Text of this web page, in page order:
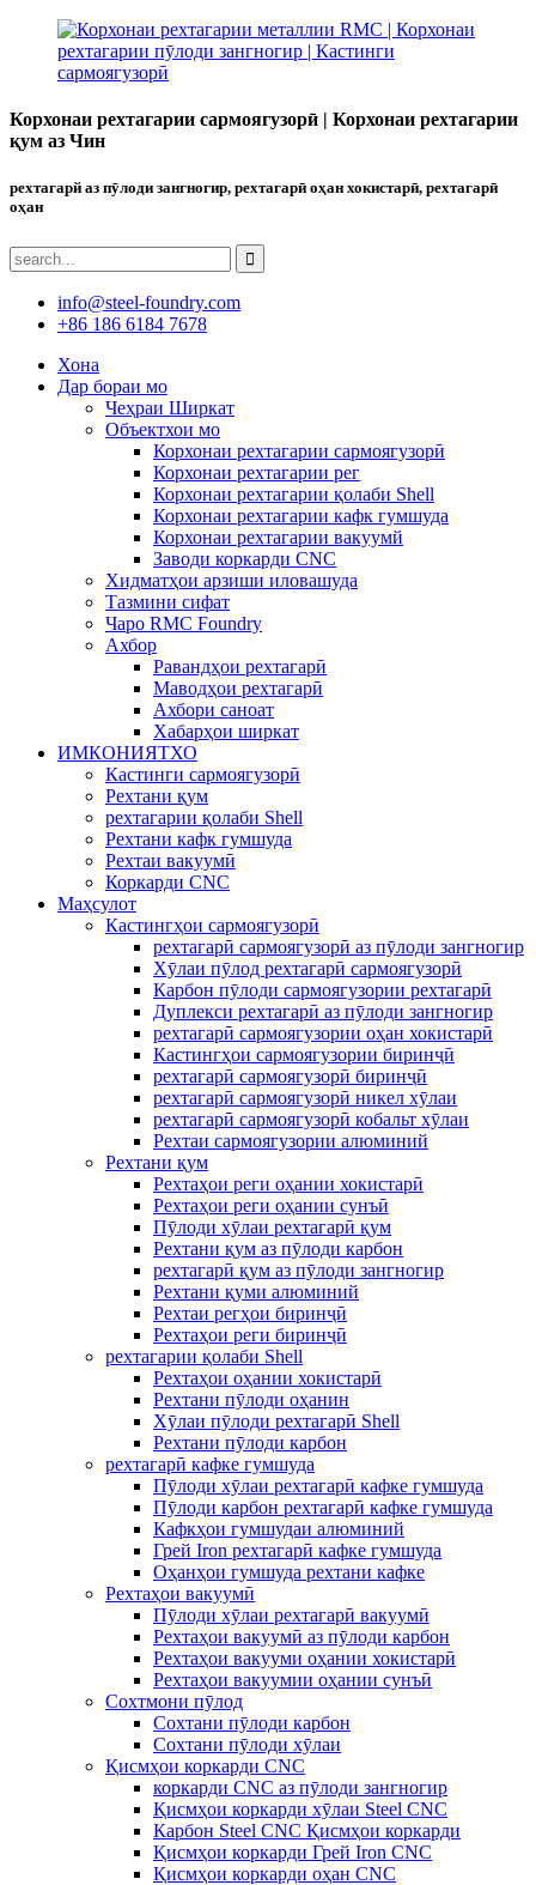
Корхонаи рехтагарии сармоягузорӣ | Корхонаи рехтагарии
қум аз Чин
рехтагарй аз пӯлоди зангногир, рехтагарӣ оҳан хокистарӣ, рехтагарӣ
оҳан
info@steel-foundry.com
+86 186 6184 7678
Хона
Дар бораи мо
Чеҳраи Ширкат
Объектхои мо
Корхонаи рехтагарии сармоягузорӣ
Корхонаи рехтагарии рег
Корхонаи рехтагарии қолаби Shell
Корхонаи рехтагарии кафк гумшуда
Корхонаи рехтагарии вакуумй
Заводи коркарди CNC
Хидматҳои арзиши иловашуда
Тазмини сифат
Чаро RMC Foundry
Ахбор
Равандҳои рехтагарӣ
Маводҳои рехтагарӣ
Ахбори саноат
Хабарҳои ширкат
ИМКОНИЯТХО
Кастинги сармоягузорӣ
Рехтани қум
рехтагарии қолаби Shell
Рехтани кафк гумшуда
Рехтаи вакуумӣ
Коркарди CNC
Маҳсулот
Кастингҳои сармоягузорӣ
рехтагарӣ сармоягузорӣ аз пӯлоди зангногир
Хӯлаи пӯлод рехтагарӣ сармоягузорӣ
Карбон пӯлоди сармоягузории рехтагарӣ
Дуплекси рехтагарӣ аз пӯлоди зангногир
рехтагарӣ сармоягузории оҳан хокистарӣ
Кастингҳои сармоягузории биринҷӣ
рехтагарӣ сармоягузорӣ биринҷӣ
рехтагарӣ сармоягузорӣ никел хӯлаи
рехтагарӣ сармоягузорӣ кобальт хӯлаи
Рехтаи сармоягузории алюминий
Рехтани қум
Рехтаҳои реги оҳании хокистарӣ
Рехтаҳои реги оҳании сунъӣ
Пӯлоди хӯлаи рехтагарӣ қум
Рехтани қум аз пӯлоди карбон
рехтагарӣ қум аз пӯлоди зангногир
Рехтани қуми алюминий
Рехтаи регҳои биринҷӣ
Рехтаҳои реги биринҷӣ
рехтагарии қолаби Shell
Рехтаҳои оҳании хокистарӣ
Рехтани пӯлоди оҳанин
Хӯлаи пӯлоди рехтагарӣ Shell
Рехтани пӯлоди карбон
рехтагарӣ кафке гумшуда
Пӯлоди хӯлаи рехтагарӣ кафке гумшуда
Пӯлоди карбон рехтагарӣ кафке гумшуда
Кафкҳои гумшудаи алюминий
Грей Iron рехтагарӣ кафке гумшуда
Оҳанҳои гумшуда рехтани кафке
Рехтаҳои вакуумӣ
Пӯлоди хӯлаи рехтагарӣ вакуумӣ
Рехтаҳои вакуумӣ аз пӯлоди карбон
Рехтаҳои вакууми оҳании хокистарӣ
Рехтаҳои вакуумии оҳании сунъӣ
Сохтмони пӯлод
Сохтани пӯлоди карбон
Сохтани пӯлоди хӯлаи
Қисмҳои коркарди CNC
коркарди CNC аз пӯлоди зангногир
Қисмҳои коркарди хӯлаи Steel CNC
Карбон Steel CNC Қисмҳои коркарди
Қисмҳои коркарди Грей Iron CNC
Қисмҳои коркарди оҳан CNC